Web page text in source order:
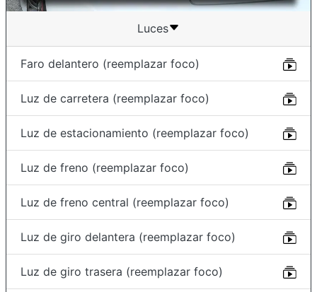
Luces
Faro delantero (reemplazar foco)
Luz de carretera (reemplazar foco)
Luz de estacionamiento (reemplazar foco)
Luz de freno (reemplazar foco)
Luz de freno central (reemplazar foco)
Luz de giro delantera (reemplazar foco)
Luz de giro trasera (reemplazar foco)